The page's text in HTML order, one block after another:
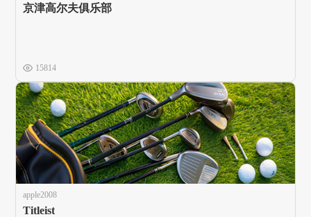
京津高尔夫俱乐部
15814
apple2008
Titleist